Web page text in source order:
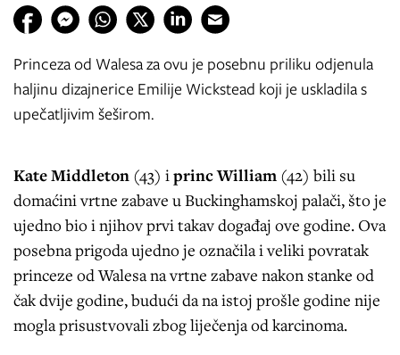
Princeza od Walesa za ovu je posebnu priliku odjenula
haljinu dizajnerice Emilije Wickstead koji je uskladila s
upečatljivim šeširom.
Kate Middleton (43) iprinc William (42) bili su
domaćini vrtne zabave u Buckinghamskoj palači, što je
ujedno bio i njihov prvi takav događaj ove godine. Ova
posebna prigoda ujedno je označila i veliki povratak
princeze od Walesa na vrtne zabave nakon stanke od
čak dvije godine, budući da na istoj prošle godine nije
mogla prisustvovali zbog liječenja od karcinoma.